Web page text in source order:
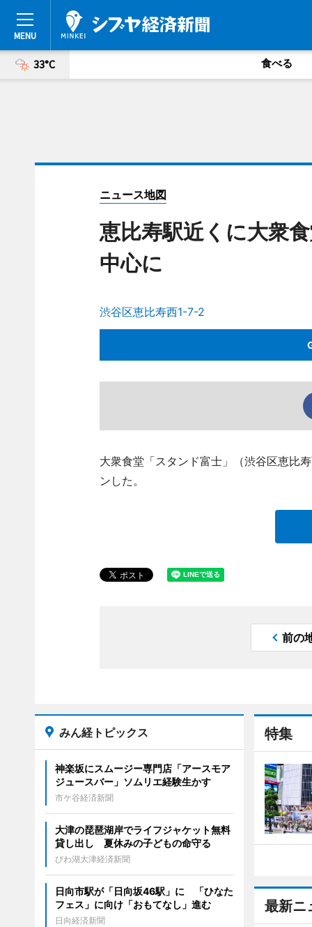
33°C 食べる
ニュース地図
恵比寿駅近くに大衆
中心に
渋谷区恵比寿西1-7-2
大衆食堂「スタンド富士」（渋谷区恵比
ンした。
前の
特集
最新ニ
みん経トピックス
神楽坂にスムージー専門店「アースモア
ジュースバー」ソムリエ経験生かす
市ケ谷経済新聞
大津の琵琶湖岸でライフジャケット無料
貸し出し 夏休みの子どもの命守る
びわ湖大津経済新聞
日向市駅が「日向坂46駅」に 「ひなた
フェス」に向け「おもてなし」進む
日向経済新聞